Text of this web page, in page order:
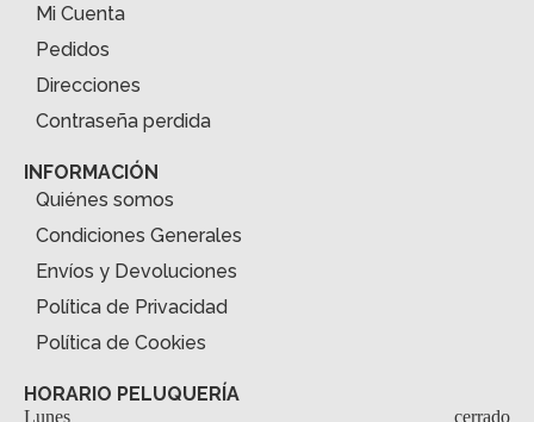
Mi Cuenta
Pedidos
Direcciones
Contraseña perdida
INFORMACIÓN
Quiénes somos
Condiciones Generales
Envíos y Devoluciones
Política de Privacidad
Política de Cookies
HORARIO PELUQUERÍA
Lunes cerrado